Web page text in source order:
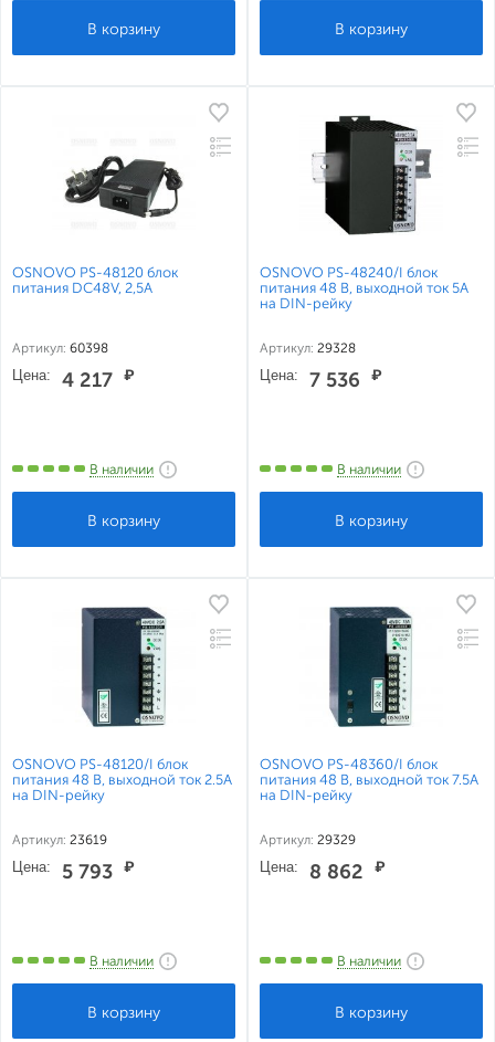
OSNOVO PS-48120 блок
питания DC48V, 2,5A
Артикул: 60398
Цена: 4 217 ₽
В наличии
OSNOVO PS-48240/I блок
питания 48 В, выходной ток 5А
на DIN-рейку
Артикул: 29328
Цена: 7 536 ₽
В наличии
OSNOVO PS-48120/I блок
питания 48 В, выходной ток 2.5А
на DIN-рейку
Артикул: 23619
Цена: 5 793 ₽
В наличии
OSNOVO PS-48360/I блок
питания 48 В, выходной ток 7.5А
на DIN-рейку
Артикул: 29329
Цена: 8 862 ₽
В наличии